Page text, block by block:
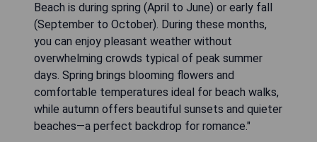
Beach is during spring (April to June) or early fall
(September to October). During these months,
you can enjoy pleasant weather without
overwhelming crowds typical of peak summer
days. Spring brings blooming flowers and
comfortable temperatures ideal for beach walks,
while autumn offers beautiful sunsets and quieter
beaches—a perfect backdrop for romance."